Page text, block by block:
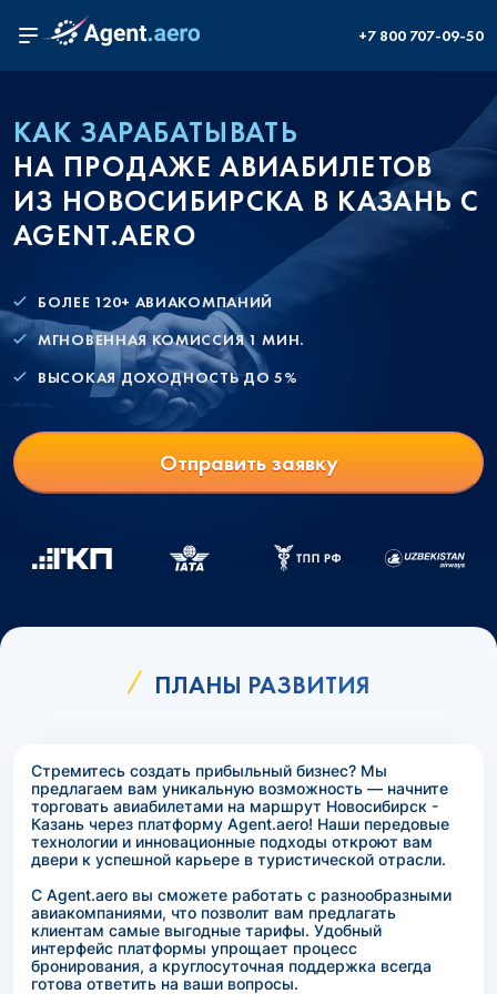
+7 800 707-09-50
КАК ЗАРАБАТЫВАТЬ
НА ПРОДАЖЕ АВИАБИЛЕТОВ
ИЗ НОВОСИБИРСКА В КАЗАНЬ С
AGENT.AERO
БОЛЕЕ 120+ АВИАКОМПАНИЙ
МГНОВЕННАЯ КОМИССИЯ 1 МИН.
ВЫСОКАЯ ДОХОДНОСТЬ ДО 5%
Отправить заявку
ПЛАНЫ РАЗВИТИЯ
Стремитесь создать прибыльный бизнес? Мы
предлагаем вам уникальную возможность — начните
торговать авиабилетами на маршрут Новосибирск -
Казань через платформу Agent.aero! Наши передовые
технологии и инновационные подходы откроют вам
двери к успешной карьере в туристической отрасли.
С Agent.aero вы сможете работать с разнообразными
авиакомпаниями, что позволит вам предлагать
клиентам самые выгодные тарифы. Удобный
интерфейс платформы упрощает процесс
бронирования, а круглосуточная поддержка всегда
готова ответить на ваши вопросы.